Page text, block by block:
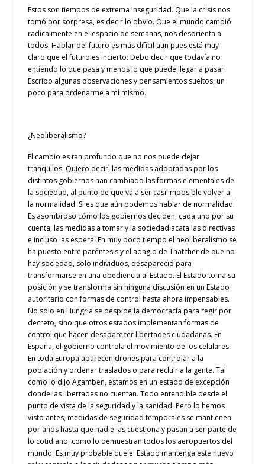
Estos son tiempos de extrema inseguridad. Que la crisis nos
tomó por sorpresa, es decir lo obvio. Que el mundo cambió
radicalmente en el espacio de semanas, nos desorienta a
todos. Hablar del futuro es más difícil aun pues está muy
claro que el futuro es incierto. Debo decir que todavía no
entiendo lo que pasa y menos lo que puede llegar a pasar.
Escribo algunas observaciones y pensamientos sueltos, un
poco para ordenarme a mí mismo.
¿Neoliberalismo?
El cambio es tan profundo que no nos puede dejar
tranquilos. Quiero decir, las medidas adoptadas por los
distintos gobiernos han cambiado las formas elementales de
la sociedad, al punto de que va a ser casi imposible volver a
la normalidad. Si es que aún podemos hablar de normalidad.
Es asombroso cómo los gobiernos deciden, cada uno por su
cuenta, las medidas a tomar y la sociedad acata las directivas
e incluso las espera. En muy poco tiempo el neoliberalismo se
ha puesto entre paréntesis y el adagio de Thatcher de que no
hay sociedad, solo individuos, desapareció para
transformarse en una obediencia al Estado. El Estado toma su
posición y se transforma sin ninguna discusión en un Estado
autoritario con formas de control hasta ahora impensables.
No solo en Hungría se despide la democracia para regir por
decreto, sino que otros estados implementan formas de
control que hacen desaparecer libertades ciudadanas. En
España, el gobierno controla el movimiento de los celulares.
En toda Europa aparecen drones para controlar a la
población y ordenar traslados o para recluir a la gente. Tal
como lo dijo Agamben, estamos en un estado de excepción
donde las libertades no cuentan. Todo entendible desde el
punto de vista de la seguridad y la sanidad. Pero lo hemos
visto antes, medidas de seguridad temporales se mantienen
por años hasta que nadie las cuestiona y pasan a ser parte de
lo cotidiano, como lo demuestran todos los aeropuertos del
mundo. Es muy probable que el Estado mantenga este nuevo